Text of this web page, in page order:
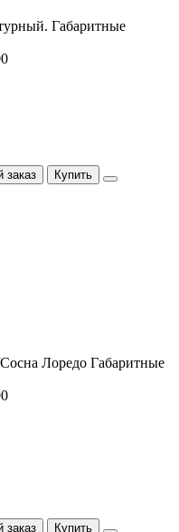
Габаритные
заказ Купить
Лоредо Габаритные
заказ Купить